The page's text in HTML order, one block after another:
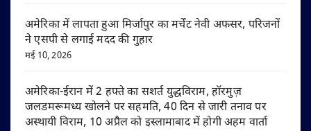
अमेरिका में लापता हुआ मिर्जापुर का मर्चेंट नेवी अफसर, परिजनों
ने एसपी से लगाई मदद की गुहार
मई 10, 2026
अमेरिका-ईरान में 2 हफ्ते का सशर्त युद्धविराम, हॉरमुज़
जलडमरूमध्य खोलने पर सहमति, 40 दिन से जारी तनाव पर
अस्थायी विराम, 10 अप्रैल को इस्लामाबाद में होगी अहम वार्ता